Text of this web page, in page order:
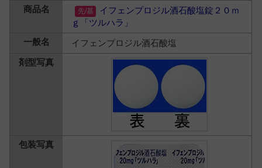
イフェンプロジル酒石酸塩錠２０ｍ
ｇ「ツルハラ」
イフェンプロジル酒石酸塩